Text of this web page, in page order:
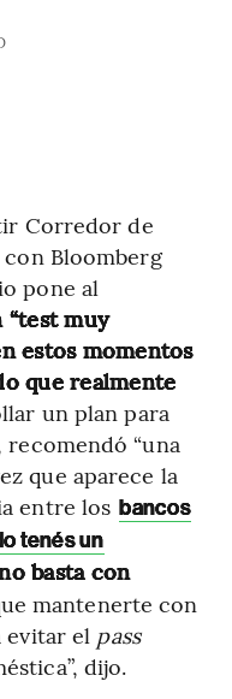
Corredor de
con Bloomberg
pone al
muy
estos momentos
que realmente
un plan para
“una
que aparece la
entre los bancos
tenés un
basta con
mantenerte con
evitar el pass
dijo.